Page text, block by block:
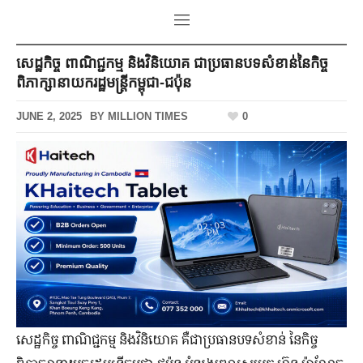
សេដ្ឋកិច្ច ពាណិជ្ជកម្ម និងវិនិយោគ ជាប្រធានបទសំខាន់នៃកិច្ច
ពិភាក្សានាយករដ្ឋមន្រ្តីកម្ពុជា-ជប៉ុន
JUNE 2, 2025 BY MILLION TIMES 0
សេដ្ឋកិច្ច ពាណិជ្ជកម្ម និងវិនិយោគ គឺជាប្រធានបទសំខាន់ នៃកិច្ច